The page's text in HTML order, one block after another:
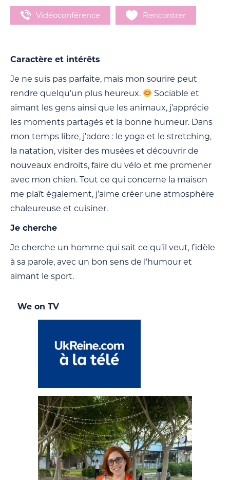
Vidéoconférence Rencontrer
Caractère et intérêts
Je ne suis pas parfaite, mais mon sourire peut
rendre quelqu’un plus heureux.
Sociable et
aimant les gens ainsi que les animaux, j’apprécie
les moments partagés et la bonne humeur. Dans
mon temps libre, j’adore : le yoga et le stretching,
la natation, visiter des musées et découvrir de
nouveaux endroits, faire du vélo et me promener
avec mon chien. Tout ce qui concerne la maison
me plaît également, j’aime créer une atmosphère
chaleureuse et cuisiner.
Je cherche
Je cherche un homme qui sait ce qu’il veut, fidèle
à sa parole, avec un bon sens de l’humour et
aimant le sport.
We on TV